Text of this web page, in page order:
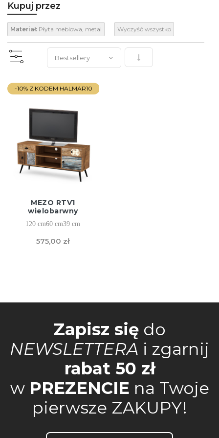
Kupuj przez
Materiał: Płyta meblowa, metal Wyczyść wszystko
Ustaw kierunek rosnący
-10% Z KODEM HALMAR10
MEZO RTV1
wielobarwny
120 cm60 cm39 cm
575,00 zł
Zapisz siędo
NEWSLETTERA i zgarnij
rabat 50 zł
w PREZENCIE na Twoje
pierwsze ZAKUPY!